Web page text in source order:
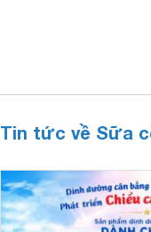
Tin tức về Sữa